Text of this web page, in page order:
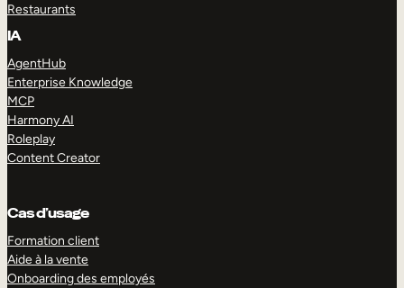
Restaurants
IA
AgentHub
Enterprise Knowledge
MCP
Harmony AI
Roleplay
Content Creator
Cas d’usage
Formation client
Aide à la vente
Onboarding des employés